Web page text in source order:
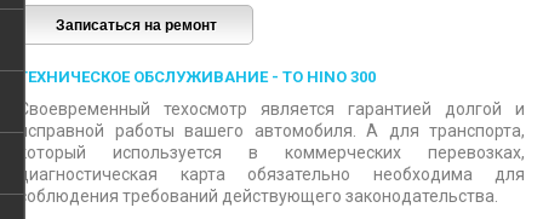
ТЕХНИЧЕСКОЕ ОБСЛУЖИВАНИЕ - ТО HINO 300
Своевременный техосмотр является гарантией долгой и
исправной работы вашего автомобиля. А для транспорта,
который используется в коммерческих перевозках,
диагностическая карта обязательно необходима для
соблюдения требований действующего законодательства.